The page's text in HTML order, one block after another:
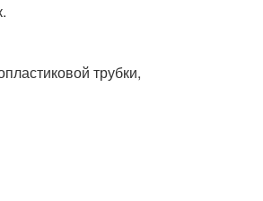
трубки,